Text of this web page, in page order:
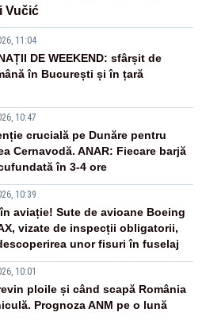
Vučić
11:04
DE WEEKEND: sfârșit de
în București și în țară
10:47
crucială pe Dunăre pentru
Cernavodă. ANAR: Fiecare barjă
în 3-4 ore
10:39
aviație! Sute de avioane Boeing
vizate de inspecții obligatorii,
unor fisuri în fuselaj
10:01
ploile și când scapă România
Prognoza ANM pe o lună